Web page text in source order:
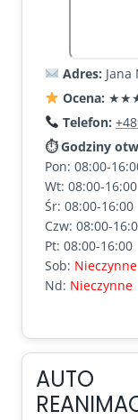
Adres: Jana
Ocena:
Telefon:
⏱ Godziny
Pon: 08:00-
Wt: 08:00-16:00
Śr: 08:00-16:00
Czw: 08:00-
Pt: 08:00-16:00
Sob: Nieczynne
Nd: Nieczynne
AUTO